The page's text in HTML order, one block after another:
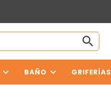
BAÑO GRIFERÍAS